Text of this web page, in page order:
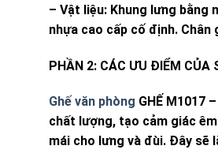
– Vật liệu: Khung lưng bằng
nhựa cao cấp cố định.
PHẦN 2: CÁC ƯU ĐIỂM CỦA
Ghế văn phòng GHẾ M1017
chất lượng, tạo cảm giác
mái cho lưng và đùi. Đây sẽ